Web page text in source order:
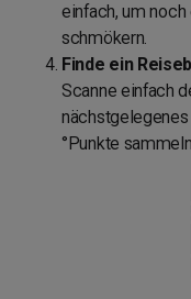
einfach, um
schmökern.
Finde ein
Scanne einfach
°Punkte